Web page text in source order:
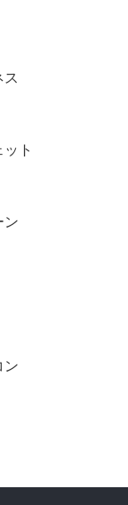
ス
ト
ン
ン